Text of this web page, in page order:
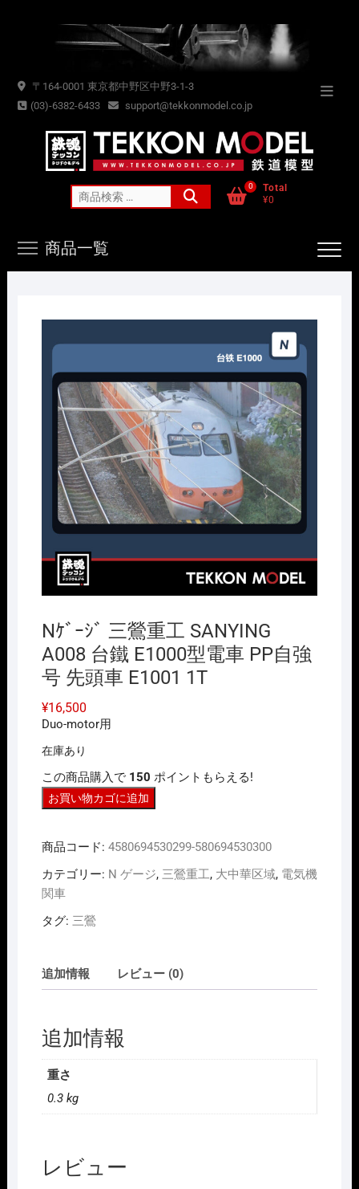
〒164-0001 東京都中野区中野3-1-3
(03)-6382-6433
support@tekkonmodel.co.jp
索
0
Total
¥0
商品一覧
Nｹﾞｰｼﾞ 三鶯重工 SANYING
A008 台鐵 E1000型電車 PP自強
号 先頭車 E1001 1T
¥16,500
Duo-motor用
在庫あり
この商品購入で 150 ポイントもらえる!
N
ｼﾞ
三
鶯
工
A008
台
E1000
型
電
車
PP
号
先
お買い物カゴに追加
商品コード: 4580694530299-580694530300
カテゴリー: N ゲージ, 三鶯重工, 大中華区域, 電気機
関車
タグ: 三鶯
追加情報 レビュー (0)
追加情報
重さ
0.3 kg
レビュー